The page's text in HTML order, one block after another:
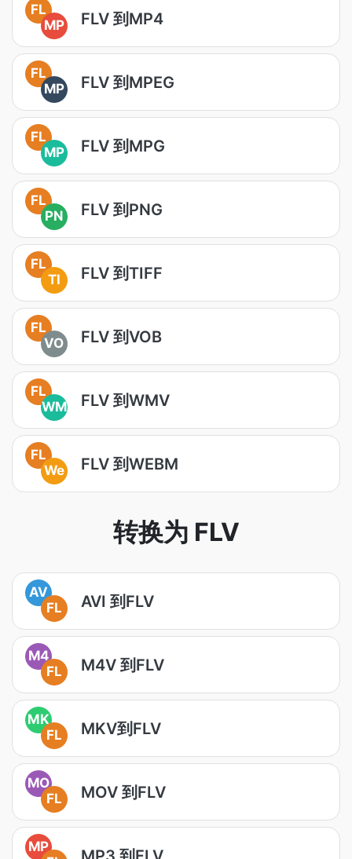
FL
MP
FLV 到MP4
FL
MP
FLV 到MPEG
FL
MP
FLV 到MPG
FL
PN
FLV 到PNG
FL
TI
FLV 到TIFF
FL
VO
FLV 到VOB
FL
WM
FLV 到WMV
FL
We
FLV 到WEBM
转换为 FLV
AV
FL
AVI 到FLV
M4
FL
M4V 到FLV
MK
FL
MKV到FLV
MO
FL
MOV 到FLV
MP